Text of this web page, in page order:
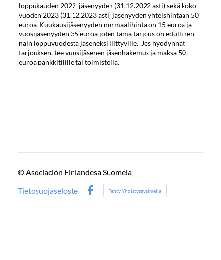
loppukauden 2022 jäsenyyden (31.12.2022 asti) sekä koko
vuoden 2023 (31.12.2023 asti) jäsenyyden yhteishintaan 50
euroa. Kuukausijäsenyyden normaalihinta on 15 euroa ja
vuosijäsenyyden 35 euroa joten tämä tarjous on edullinen
näin loppuvuodesta jäseneksi liittyville. Jos hyödynnät
tarjouksen, tee vuosijäsenen jäsenhakemus ja maksa 50
euroa pankkitilille tai toimistolla.
© Asociación Finlandesa Suomela
Tietosuojaseloste
Facebook
Tehty Yhdistysavaimella